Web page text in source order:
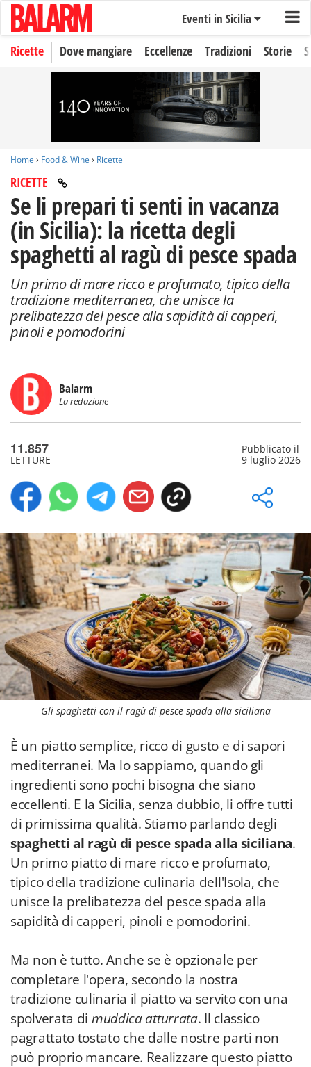
Eventi in Sicilia
Ricette Dove mangiare Eccellenze Tradizioni Storie
Home › Food & Wine › Ricette
RICETTE
Se li prepari ti senti in vacanza
(in Sicilia): la ricetta degli
spaghetti al ragù di pesce spada
Un primo di mare ricco e profumato, tipico della
tradizione mediterranea, che unisce la
prelibatezza del pesce alla sapidità di capperi,
pinoli e pomodorini
Balarm
La redazione
11.857
LETTURE
Pubblicato il
9 luglio 2026
Gli spaghetti con il ragù di pesce spada alla siciliana
È un piatto semplice, ricco di gusto e di sapori
mediterranei. Ma lo sappiamo, quando gli
ingredienti sono pochi bisogna che siano
eccellenti. E la Sicilia, senza dubbio, li offre tutti
di primissima qualità. Stiamo parlando degli
spaghetti al ragù di pesce spada alla siciliana.
Un primo piatto di mare ricco e profumato,
tipico della tradizione culinaria dell'Isola, che
unisce la prelibatezza del pesce spada alla
sapidità di capperi, pinoli e pomodorini.
Ma non è tutto. Anche se è opzionale per
completare l'opera, secondo la nostra
tradizione culinaria il piatto va servito con una
spolverata di muddica atturrata. Il classico
pagrattato tostato che dalle nostre parti non
può proprio mancare. Realizzare questo piatto